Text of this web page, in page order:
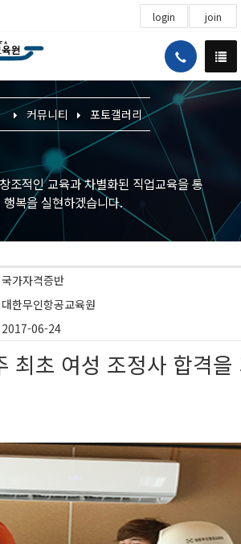
login join
커뮤니티 포토갤러리
조적인 교육과 차별화된 직업교육을 통
행복을 실현하겠습니다.
국가자격증반
대한무인항공교육원
2017-06-24
최초 여성 조정사 합격